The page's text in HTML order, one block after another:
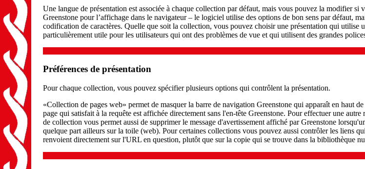
Une langue de présentation est associée à chaque collection par défaut, mais vous pouvez la modifier
Greenstone pour l’affichage dans le navigateur – le logiciel utilise des options de bon sens par défaut,
codification de caractères. Quelle que soit la collection, vous pouvez choisir une présentation qui utilise
particulièrement utile pour les utilisateurs qui ont des problèmes de vue et qui utilisent des grandes
Préférences de présentation
Pour chaque collection, vous pouvez spécifier plusieurs options qui contrôlent la présentation.
«Collection de pages web» permet de masquer la barre de navigation Greenstone qui apparaît en haut
page qui satisfait à la requête est affichée directement sans l'en-tête Greenstone. Pour effectuer une
de collection vous permet aussi de supprimer le message d'avertissement affiché par Greenstone
quelque part ailleurs sur la toile (web). Pour certaines collections vous pouvez aussi contrôler les liens
renvoient directement sur l'URL en question, plutôt que sur la copie qui se trouve dans la bibliothèque